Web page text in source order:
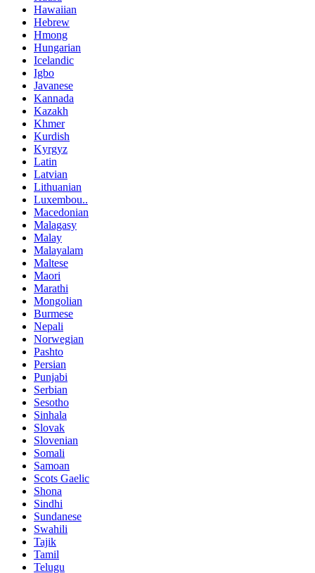
Hawaiian
Hebrew
Hmong
Hungarian
Icelandic
Igbo
Javanese
Kannada
Kazakh
Khmer
Kurdish
Kyrgyz
Latin
Latvian
Lithuanian
Luxembou..
Macedonian
Malagasy
Malay
Malayalam
Maltese
Maori
Marathi
Mongolian
Burmese
Nepali
Norwegian
Pashto
Persian
Punjabi
Serbian
Sesotho
Sinhala
Slovak
Slovenian
Somali
Samoan
Scots Gaelic
Shona
Sindhi
Sundanese
Swahili
Tajik
Tamil
Telugu